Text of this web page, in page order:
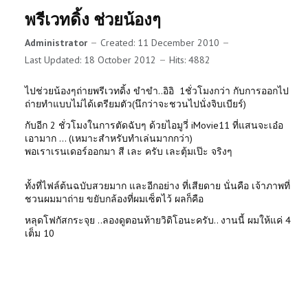
พรีเวทดิ้ง ช่วยน้องๆ
Administrator
Created: 11 December 2010
Last Updated: 18 October 2012
Hits: 4882
ไปช่วยน้องๆถ่ายพรีเวทดิ้ง ขำขำ..อิอิ 1ชั่วโมงกว่า กับการออกไป
ถ่ายทำแบบไม่ได้เตรียมตัว(นึกว่าจะชวนไปนั่งจิบเบียร์)
กับอีก 2 ชั่วโมงในการตัดฉับๆ ด้วยไอมูวี่ iMovie11 ที่แสนจะเอ๋อ
เอามาก ... (เหมาะสำหรับทำเล่นมากกว่า)
พอเราเรนเดอร์ออกมา สี เละ ครับ เละตุ้มเป๊ะ จริงๆ
ทั้งที่ไฟล์ต้นฉบับสวยมาก และอีกอย่าง ที่เสียดาย นั่นคือ เจ้าภาพที่
ชวนผมมาถ่าย ขยับกล้องที่ผมเซ็ตไว้ ผลก็คือ
หลุดโฟกัสกระจุย ..ลองดูตอนท้ายวิดิโอนะครับ.. งานนี้ ผมให้แค่ 4
เต็ม 10